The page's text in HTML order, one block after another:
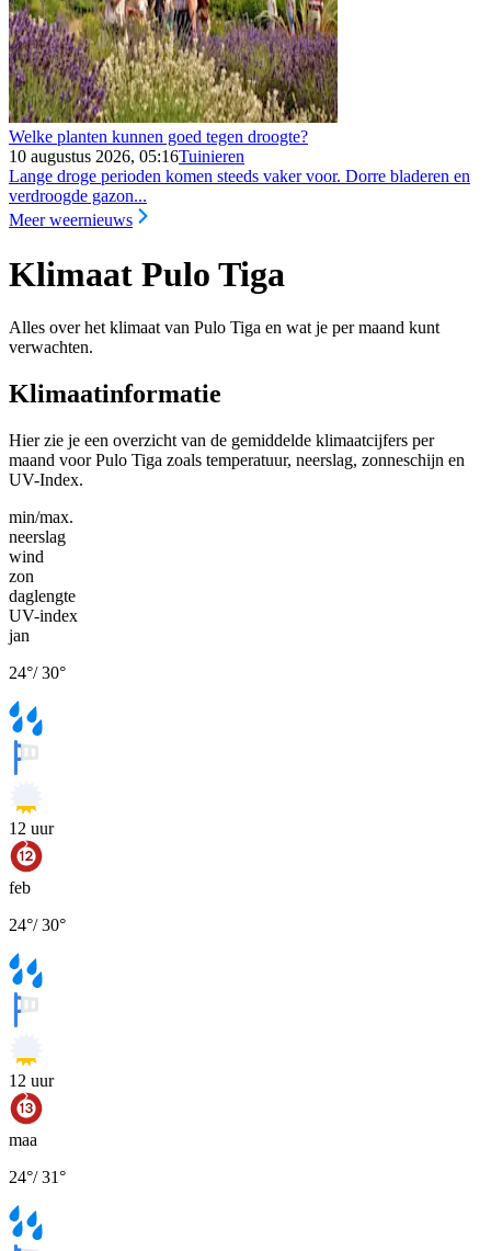
Welke planten kunnen goed tegen droogte?
10 augustus 2026, 05:16Tuinieren
Lange droge perioden komen steeds vaker voor. Dorre bladeren en
verdroogde gazon...
Meer weernieuws
Klimaat Pulo Tiga
Alles over het klimaat van Pulo Tiga en wat je per maand kunt
verwachten.
Klimaatinformatie
Hier zie je een overzicht van de gemiddelde klimaatcijfers per
maand voor Pulo Tiga zoals temperatuur, neerslag, zonneschijn en
UV-Index.
min/max.
neerslag
wind
zon
daglengte
UV-index
jan
24°/30°
12 uur
feb
24°/30°
12 uur
maa
24°/31°